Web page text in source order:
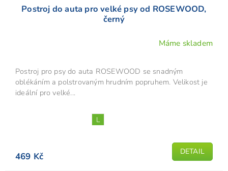
Postroj do auta pro velké psy od ROSEWOOD,
černý
Máme skladem
469 Kč DETAIL
Postroj pro psy do auta ROSEWOOD se snadným
oblékáním a polstrovaným hrudním popruhem. Velikost je
ideální pro velké...
L